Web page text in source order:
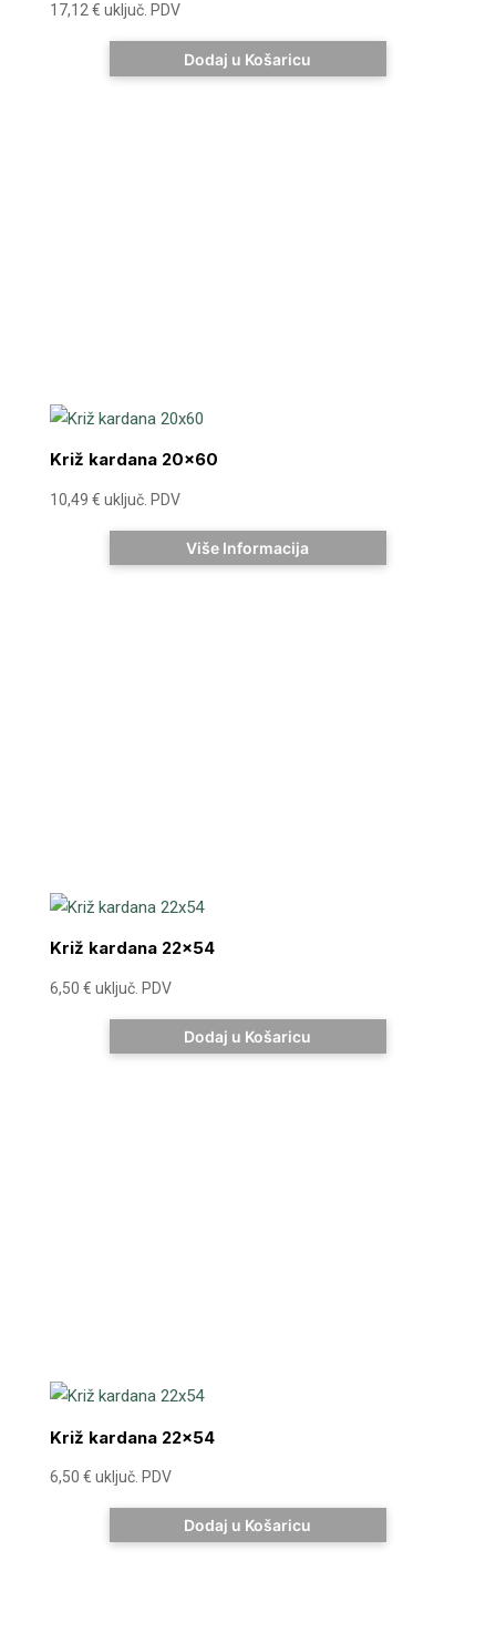
17,12€ uključ. PDV
Dodaj u Košaricu
Križ kardana 20×60
10,49 € uključ. PDV
Više Informacija
Križ kardana 22×54
6,50 € uključ. PDV
Dodaj u Košaricu
Križ kardana 22×54
6,50 € uključ. PDV
Dodaj u Košaricu